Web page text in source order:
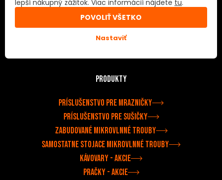
PODMIENKY POUŽITIA
Všeobecné podmienky
Doprava a platba
Produkty
Príslušenstvo pre mrazničky
Príslušenstvo pre sušičky
Zabudované mikrovlnné trouby
Samostatne stojace mikrovlnné trouby
Kávovary - akcie
Pračky - akcie
lepší nákupný zážitok. Viac informácií nájdete tu.
Nastaviť
POVOLIŤ VŠETKO